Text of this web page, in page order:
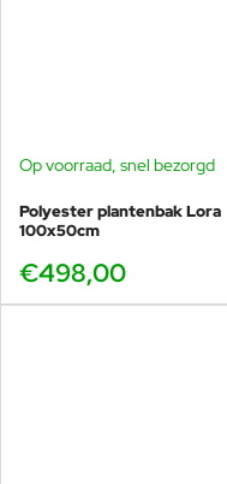
Op voorraad, snel bezorgd
Polyester plantenbak Lora
100x50cm
€498,00